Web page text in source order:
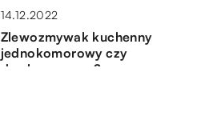
14.12.2022
Zlewozmywak kuchenny
jednokomorowy czy
dwukomorowy?